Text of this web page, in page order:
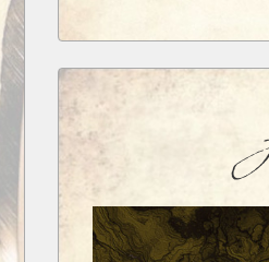
puissances ont
l’empire atlec
pratiquant
d’écriture commun,
nommé coureurs et
plans architecturaux et
connu de nombreux
cohabitent,
l’affaiblissement de